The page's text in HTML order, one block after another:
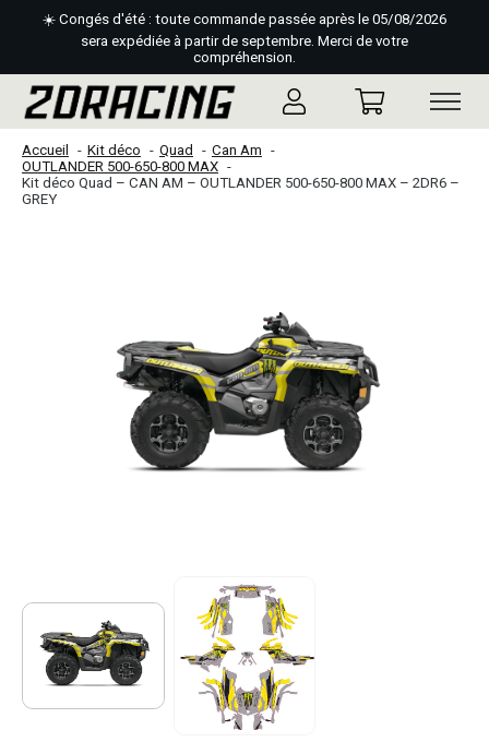
☀️ Congés d'été : toute commande passée après le 05/08/2026
sera expédiée à partir de septembre. Merci de votre
compréhension.
Accueil Kit déco Quad
Can Am
OUTLANDER 500-650-800 MAX
Kit déco Quad – CAN AM – OUTLANDER 500-650-800 MAX – 2DR6 –
GREY